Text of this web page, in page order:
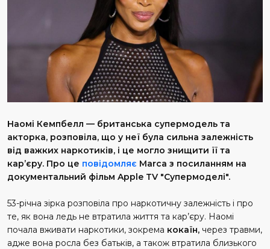
Наомі Кемпбелл — британська супермодель та
акторка, розповіла, що у неї була сильна залежність
від важких наркотиків, і це могло знищити її та
кар’єру. Про це повідомляє Marca з посиланням на
документальний фільм Apple TV "Супермоделі".
53-річна зірка розповіла про наркотичну залежність і про
те, як вона ледь не втратила життя та кар’єру. Наомі
почала вживати наркотики, зокрема кокаїн, через травми,
адже вона росла без батьків, а також втратила близького